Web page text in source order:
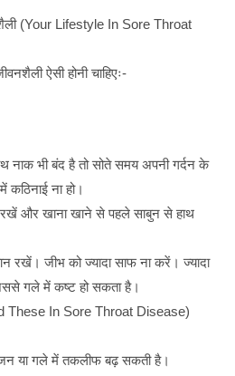
(Your Lifestyle In Sore Throat
ऐसी होनी चाहिएः-
नाक भी बंद है तो सोते समय अपनी गर्दन के
ना हो।
और खाना खाने से पहले साबुन से हाथ
रखें। जीभ को ज्यादा साफ ना करें। ज्यादा
गले में कष्ट हो सकता है।
These In Sore Throat Disease)
या गले में तकलीफ बढ़ सकती है।